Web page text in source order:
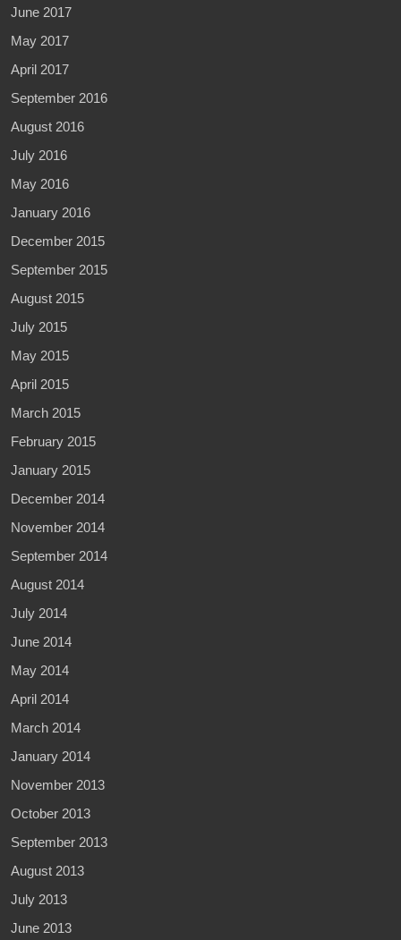
June 2017
May 2017
April 2017
September 2016
August 2016
July 2016
May 2016
January 2016
December 2015
September 2015
August 2015
July 2015
May 2015
April 2015
March 2015
February 2015
January 2015
December 2014
November 2014
September 2014
August 2014
July 2014
June 2014
May 2014
April 2014
March 2014
January 2014
November 2013
October 2013
September 2013
August 2013
July 2013
June 2013